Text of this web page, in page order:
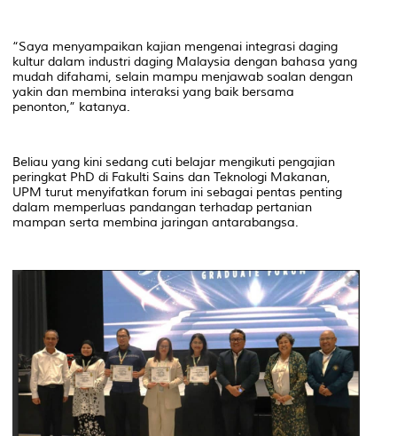
“Saya menyampaikan kajian mengenai integrasi daging
kultur dalam industri daging Malaysia dengan bahasa yang
mudah difahami, selain mampu menjawab soalan dengan
yakin dan membina interaksi yang baik bersama
penonton,” katanya.
Beliau yang kini sedang cuti belajar mengikuti pengajian
peringkat PhD di Fakulti Sains dan Teknologi Makanan,
UPM turut menyifatkan forum ini sebagai pentas penting
dalam memperluas pandangan terhadap pertanian
mampan serta membina jaringan antarabangsa.